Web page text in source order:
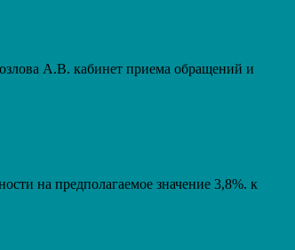
А.В. кабинет приема обращений и
на предполагаемое значение 3,8%. к